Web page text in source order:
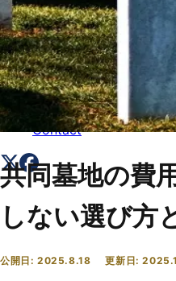
Top
会社概要
About
コラム一覧
Columns
お問い合わせ
Contact
共同墓地の費
しない選び方
公開日:2025.8.18 更新日: